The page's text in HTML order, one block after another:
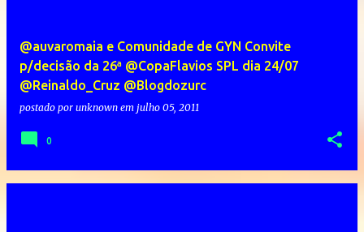
@auvaromaia e Comunidade de GYN Convite
p/decisão da 26ª @CopaFlavios SPL dia 24/07
@Reinaldo_Cruz @Blogdozurc
postado por unknown em julho 05, 2011
0